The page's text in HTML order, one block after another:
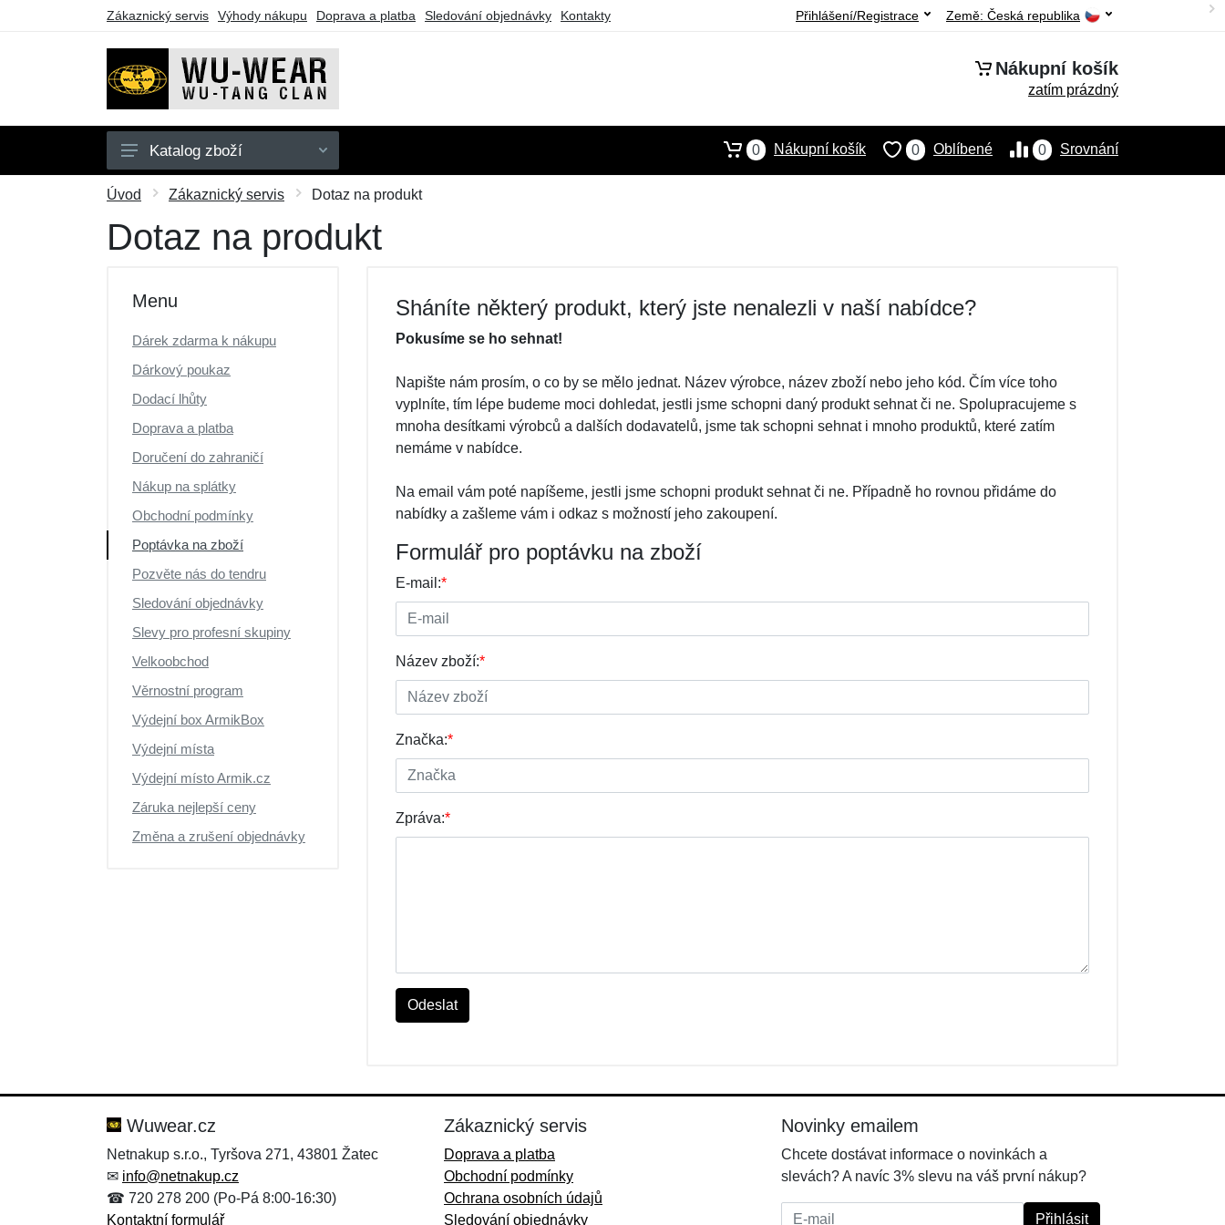
Zákaznický servis Výhody nákupu Doprava a platba Sledování objednávky Kontakty Země: Česká republika
Přihlášení/Registrace
Nákupní košík
zatím prázdný
Mikiny
Trička
Katalog zboží 0 Srovnání
0 Oblíbené
0 Nákupní košík
Úvod Zákaznický servis Dotaz na produkt
Dotaz na produkt
Menu
Dárek zdarma k nákupu
Dárkový poukaz
Dodací lhůty
Doprava a platba
Doručení do zahraničí
Nákup na splátky
Obchodní podmínky
Poptávka na zboží
Pozvěte nás do tendru
Sledování objednávky
Slevy pro profesní skupiny
Velkoobchod
Věrnostní program
Výdejní box ArmikBox
Výdejní místa
Výdejní místo Armik.cz
Záruka nejlepší ceny
Změna a zrušení objednávky
Sháníte některý produkt, který jste nenalezli v naší nabídce?
Pokusíme se ho sehnat!
Napište nám prosím, o co by se mělo jednat. Název výrobce, název zboží nebo jeho kód. Čím více toho
vyplníte, tím lépe budeme moci dohledat, jestli jsme schopni daný produkt sehnat či ne. Spolupracujeme s
mnoha desítkami výrobců a dalších dodavatelů, jsme tak schopni sehnat i mnoho produktů, které zatím
nemáme v nabídce.
Na email vám poté napíšeme, jestli jsme schopni produkt sehnat či ne. Případně ho rovnou přidáme do
nabídky a zašleme vám i odkaz s možností jeho zakoupení.
Formulář pro poptávku na zboží
E-mail:*
Název zboží:*
Značka:*
Zpráva:*
Odeslat
Wuwear.cz
Netnakup s.r.o., Tyršova 271, 43801 Žatec
✉ info@netnakup.cz
☎ 720 278 200 (Po-Pá 8:00-16:30)
Kontaktní formulář
Zákaznický servis
Doprava a platba
Obchodní podmínky
Ochrana osobních údajů
Sledování objednávky
Novinky emailem
Chcete dostávat informace o novinkách a
slevách? A navíc 3% slevu na váš první nákup?
E-mail: Přihlásit